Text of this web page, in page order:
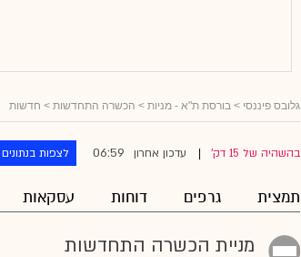
גלובס פיננסי > בורסת ת"א - מניות > הכשרה התחדשות > חדשות
בהשהיה של 15 דק' עדכון אחרון 06:59 לצפות
תמצית גרפים דוחות עסקאות
מניית הכשרה התחדשות